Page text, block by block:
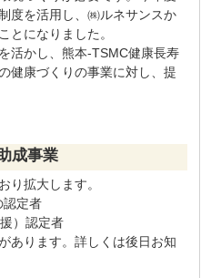
度を活用し、㈱ルネサンスか
とになりました。
活かし、熊本‐TSMC健康長寿
健康づくりの事業に対し、提
成事業
り拡大します。
定者
）認定者
あります。詳しくは後日お知